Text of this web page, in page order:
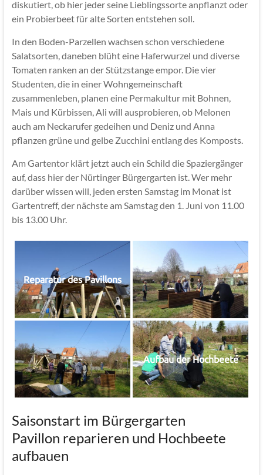
diskutiert, ob hier jeder seine Lieblingssorte anpflanzt oder
ein Probierbeet für alte Sorten entstehen soll.
In den Boden-Parzellen wachsen schon verschiedene
Salatsorten, daneben blüht eine Haferwurzel und diverse
Tomaten ranken an der Stützstange empor. Die vier
Studenten, die in einer Wohngemeinschaft
zusammenleben, planen eine Permakultur mit Bohnen,
Mais und Kürbissen, Ali will ausprobieren, ob Melonen
auch am Neckarufer gedeihen und Deniz und Anna
pflanzen grüne und gelbe Zucchini entlang des Komposts.
Am Gartentor klärt jetzt auch ein Schild die Spaziergänger
auf, dass hier der Nürtinger Bürgergarten ist. Wer mehr
darüber wissen will, jeden ersten Samstag im Monat ist
Gartentreff, der nächste am Samstag den 1. Juni von 11.00
bis 13.00 Uhr.
Reparatur des Pavillons
Aufbau der Hochbeete
Saisonstart im Bürgergarten
Pavillon reparieren und Hochbeete
aufbauen